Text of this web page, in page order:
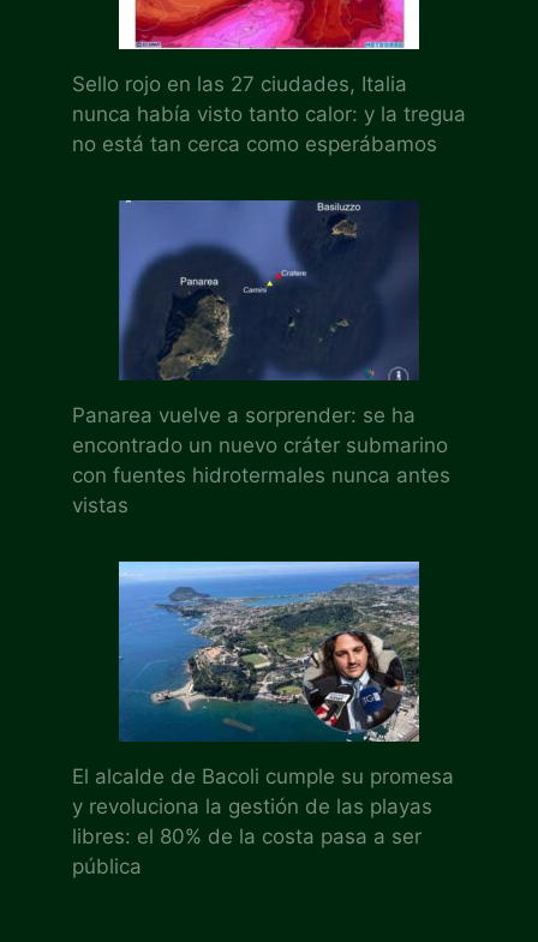
Sello rojo en las 27 ciudades, Italia
nunca había visto tanto calor: y la tregua
no está tan cerca como esperábamos
Panarea vuelve a sorprender: se ha
encontrado un nuevo cráter submarino
con fuentes hidrotermales nunca antes
vistas
El alcalde de Bacoli cumple su promesa
y revoluciona la gestión de las playas
libres: el 80% de la costa pasa a ser
pública